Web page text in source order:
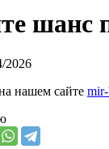
шанс
2026
нашем сайте